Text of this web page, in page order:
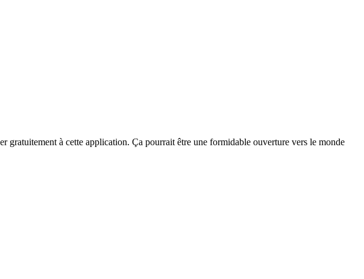
gratuitement à cette application. Ça pourrait être une formidable ouverture vers le monde